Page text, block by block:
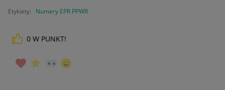
Etykiety: Numery EPR PPWR
0 W PUNKT!